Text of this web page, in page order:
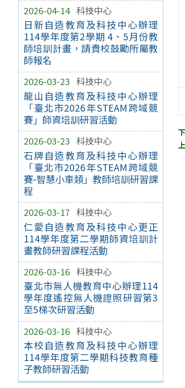
2026-04-14 科技中心
日新自造教育及科技中心辦理
114學年度第2學期 4、5月份教
師培訓計畫，請貴校鼓勵所屬教
師報名
2026-03-23 科技中心
龍山自造教育及科技中心辦理
「臺北市2026年STEAM跨域競
賽」師資培訓研習活動
2026-03-23 科技中心
石牌自造教育及科技中心辦理
「臺北市2026年STEAM跨域競
賽-智慧小車類」教師培訓研習課
程
2026-03-17 科技中心
仁愛自造教育及科技中心更正
114學年度第二學期師資培訓計
畫教師研習課程活動
2026-03-16 科技中心
臺北市無人機教育中心辦理114
學年度遙控無人機證照研習第3
至5梯次研習活動
2026-03-16 科技中心
本校自造教育及科技中心辦理
114學年度第二學期科技教育種
子教師研習活動